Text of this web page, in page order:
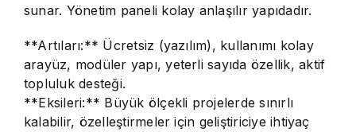
sunar. Yönetim paneli kolay anlaşılır yapıdadır.
**Artıları:** Ücretsiz (yazılım), kullanımı kolay
arayüz, modüler yapı, yeterli sayıda özellik, aktif
topluluk desteği.
**Eksileri:** Büyük ölçekli projelerde sınırlı
kalabilir, özelleştirmeler için geliştiriciye ihtiyaç